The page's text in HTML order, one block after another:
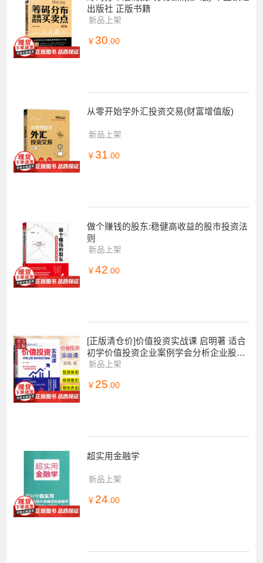
出版社 正版书籍
新品上架
￥ 30 .00
从零开始学外汇投资交易(财富增值版)
新品上架
￥ 31.00
做个赚钱的股东:稳健高收益的股市投资法
则
新品上架
￥ 42 .00
[正版清仓价]价值投资实战课 启明著 适合
初学价值投资企业案例学会分析企业股票
投资理财书籍新手入门小白到高手精通炒
新品上架
￥ 25.00
超实用金融学
新品上架
￥ 24 .00